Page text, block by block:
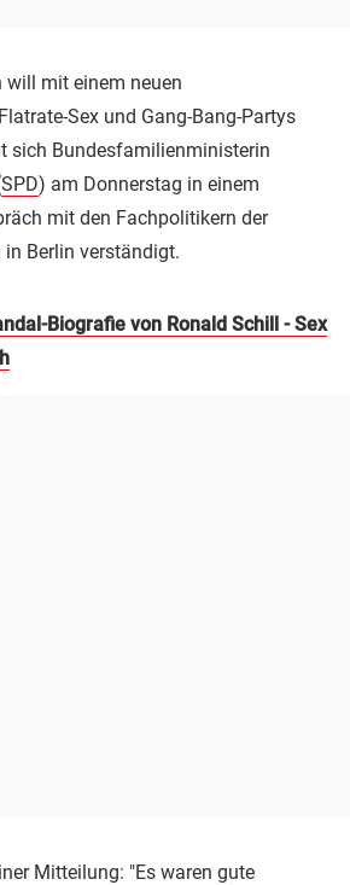
will mit einem neuen
Sex und Gang-Bang-Partys
sich Bundesfamilienministerin
SPD) am Donnerstag in einem
mit den Fachpolitikern der
Berlin verständigt.
Biografie von Ronald Schill - Sex
Mitteilung: "Es waren gute